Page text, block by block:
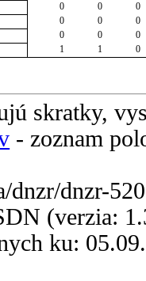
0 0
0
0 0
0
0 0
0
1 1 0
skratky,
- zoznam
dnzr/dnzr-
(verzia:
ku: